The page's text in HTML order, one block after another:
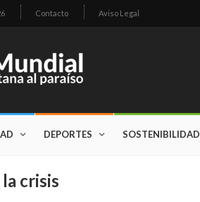
Contacto Aviso Legal
DEPORTES SOSTENIBILIDAD
crisis